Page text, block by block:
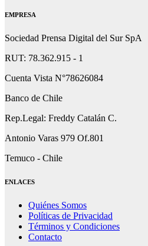
EMPRESA
Sociedad Prensa Digital del Sur SpA
RUT: 78.362.915 - 1
Cuenta Vista N°78626084
Banco de Chile
Rep.Legal: Freddy Catalán C.
Antonio Varas 979 Of.801
Temuco - Chile
ENLACES
Quiénes Somos
Políticas de Privacidad
Términos y Condiciones
Contacto